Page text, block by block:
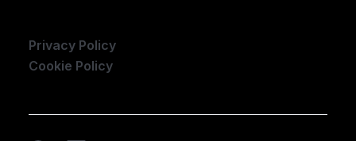
Privacy Policy
Cookie Policy